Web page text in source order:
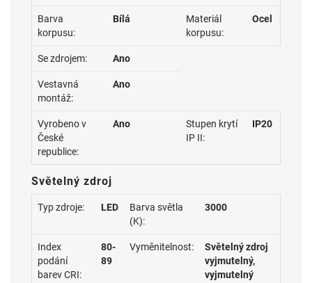
Barva
korpusu:
Bílá
Materiál
korpusu:
Ocel
Se zdrojem: Ano
Vestavná
montáž:
Ano
Vyrobeno v
České
republice:
Ano
Stupen krytí
IP II:
IP20
Světelný zdroj
Typ zdroje: LED
Barva světla
(K):
3000
Index
podání
barev CRI:
80-
89
Vyměnitelnost:
Světelný zdroj
vyjmutelný,
vyjmutelný